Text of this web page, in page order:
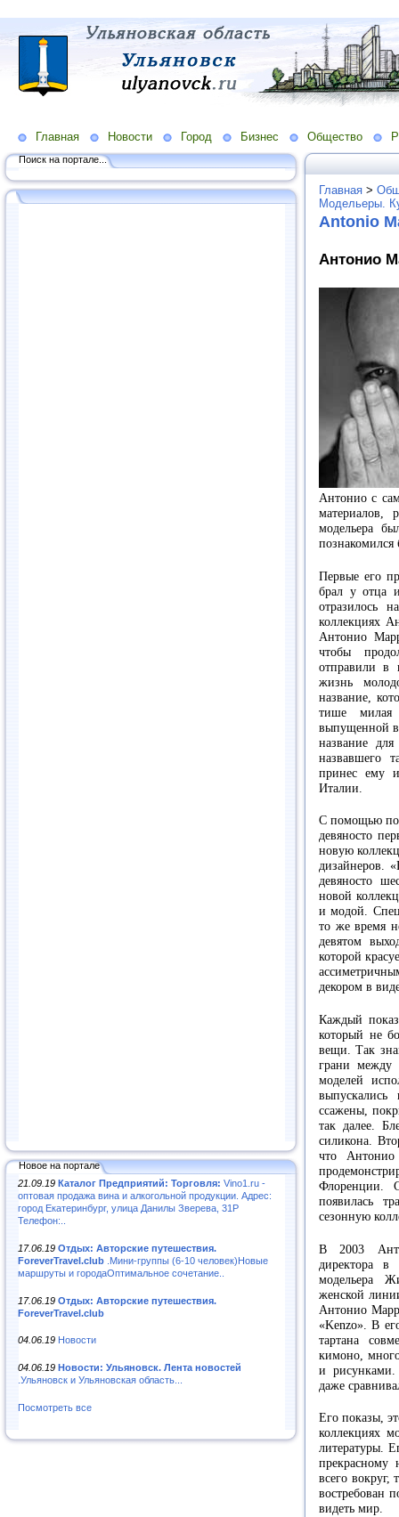
Главная Новости Город Бизнес Общество
Поиск на портале...
Новое на портале
21.09.19 Каталог Предприятий: Торговля: Vino1.ru -
оптовая продажа вина и алкогольной продукции. Адрес:
город Екатеринбург, улица Данилы Зверева, 31Р
Телефон:..
17.06.19 Отдых: Авторские путешествия.
ForeverTravel.club .Мини-группы (6-10 человек)Новые
маршруты и городаОптимальное сочетание..
17.06.19 Отдых: Авторские путешествия.
ForeverTravel.club
04.06.19 Новости
04.06.19 Новости: Ульяновск. Лента новостей
.Ульяновск и Ульяновская область...
Посмотреть все
Главная >
Модельеры.
Antonio
Антонио
Антонио с
материалов,
модельера
познакомился
Первые его
брал у отца
отразилось
коллекциях
Антонио
чтобы
отправили в
жизнь
название,
тише милая
выпущенной в
название
назвавшего
принес ему
Италии.
С помощью
девяносто
новую
дизайнеров.
девяносто
новой
и модой.
то же время
девятом
которой
декором в
Каждый
который не
вещи. Так
грани между
моделей
ссажены,
так далее.
силикона.
что
Флоренции.
появилась
сезонную
В 2003
директора
модельера
женской
Антонио
«Kenzo». В
тартана
кимоно,
и
даже
Его показы,
коллекциях
литературы.
прекрасному
всего
востребован
видеть мир.